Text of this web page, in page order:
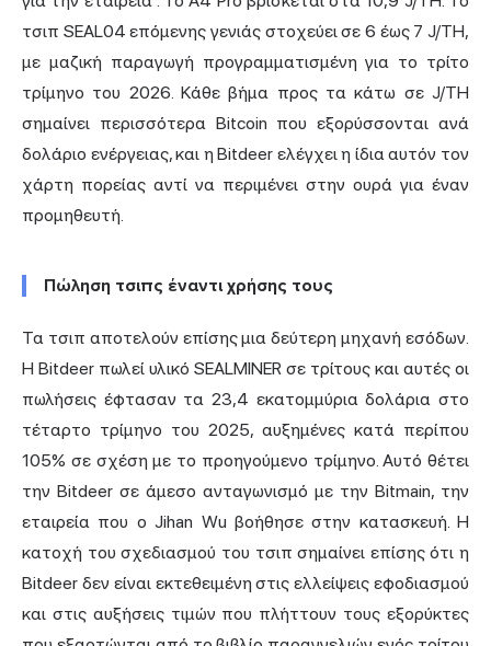
τσιπ SEAL04 επόμενης γενιάς στοχεύει σε 6 έως 7 J/TH,
με μαζική παραγωγή προγραμματισμένη για το τρίτο
τρίμηνο του 2026. Κάθε βήμα προς τα κάτω σε J/TH
σημαίνει περισσότερα Bitcoin που εξορύσσονται ανά
δολάριο ενέργειας, και η Bitdeer ελέγχει η ίδια αυτόν τον
χάρτη πορείας αντί να περιμένει στην ουρά για έναν
προμηθευτή.
Πώληση τσιπς έναντι χρήσης τους
Τα τσιπ αποτελούν επίσης μια δεύτερη μηχανή εσόδων.
Η Bitdeer πωλεί υλικό SEALMINER σε τρίτους και αυτές οι
πωλήσεις έφτασαν τα 23,4 εκατομμύρια δολάρια στο
τέταρτο τρίμηνο του 2025, αυξημένες κατά περίπου
105% σε σχέση με το προηγούμενο τρίμηνο. Αυτό θέτει
την Bitdeer σε άμεσο ανταγωνισμό με την Bitmain, την
εταιρεία που ο Jihan Wu βοήθησε στην κατασκευή. Η
κατοχή του σχεδιασμού του τσιπ σημαίνει επίσης ότι η
Bitdeer δεν είναι εκτεθειμένη στις ελλείψεις εφοδιασμού
και στις αυξήσεις τιμών που πλήττουν τους εξορύκτες